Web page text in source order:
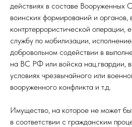
действиях в составе Вооруженных
воинских формирований и органов,
контртеррористической операции,
службу по мобилизации,
добровольном содействии в
на ВС РФ или войска нац.гвардии,
условиях чрезвычайного или
вооруженного конфликта и т.д.
Имущество, на которое не может
в соответствии с гражданским